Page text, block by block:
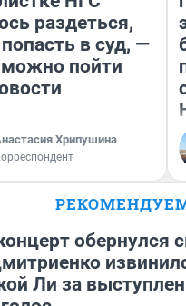
раздеться,
в суд, —
можно пойти
Хрипушина
обернулся
Ли за